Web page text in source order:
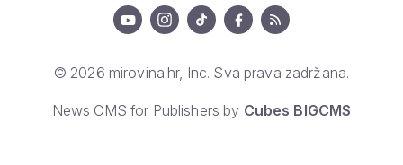
© 2026 mirovina.hr, Inc. Sva prava zadržana.
News CMS for Publishers by Cubes BIGCMS